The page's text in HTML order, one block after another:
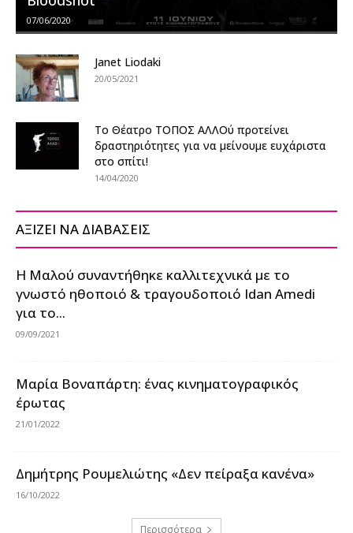
07/06/2020
Janet Liodaki
20/05/2021
To Θέατρο ΤΟΠΟΣ ΑΛΛΟύ προτείνει
δραστηριότητες για να μείνουμε ευχάριστα
στο σπίτι!
14/04/2020
ΑΞΙΖΕΙ ΝΑ ΔΙΑΒΑΣΕΙΣ
Η Μαλού συναντήθηκε καλλιτεχνικά με το
γνωστό ηθοποιό & τραγουδοποιό Idan Amedi
για το...
09/09/2021
Μαρία Βοναπάρτη: ένας κινηματογραφικός
έρωτας
21/01/2022
Δημήτρης Ρουμελιώτης «Δεν πείραξα κανένα»
16/10/2022
Περισσότερα